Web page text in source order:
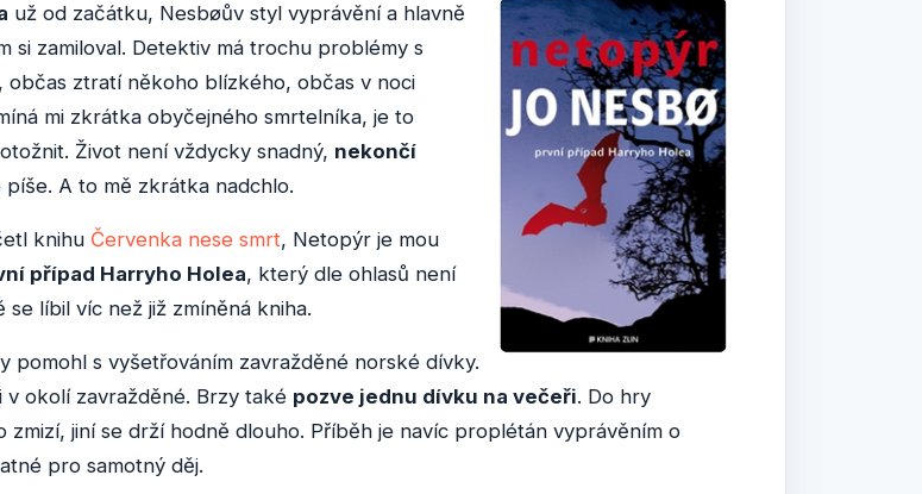
už od začátku, Nesbøův styl vyprávění a hlavně
si zamiloval. Detektiv má trochu problémy s
ztratí někoho blízkého, občas v noci
mi zkrátka obyčejného smrtelníka, je to
Život není vždycky snadný, nekončí
A to mě zkrátka nadchlo.
knihu Červenka nese smrt, Netopýr je mou
případ Harryho Holea, který dle ohlasů není
líbil víc než již zmíněná kniha.
pomohl s vyšetřováním zavražděné norské dívky.
v okolí zavražděné. Brzy také pozve jednu dívku na večeři. Do hry
jiní se drží hodně dlouho. Příběh je navíc proplétán vyprávěním o
pro samotný děj.